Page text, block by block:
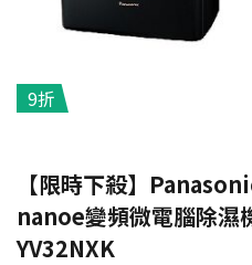
9折
【限時下殺】
nanoe變頻微電腦除濕
YV32NXK